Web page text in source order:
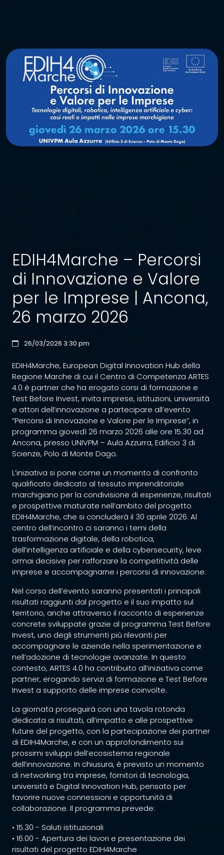
EDIH4Marche – Percorsi
di Innovazione e Valore
per le Imprese | Ancona,
26 marzo 2026
26/03/2026 3:30 pm
EDIH4Marche, European Digital Innovation Hub della
Regione Marche di cui il Centro di Competenza ARTES
4.0 è partner che ha erogato corsi di formazione e
Test Before Invest, invita imprese, istituzioni, università
e attori dell’innovazione a partecipare all’evento
“Percorsi di Innovazione e Valore per le Imprese”, in
programma giovedì 26 marzo 2026 alle ore 15.30 ad
Ancona, presso UNIVPM – Aula Azzurra, Edificio 3 di
Scienze, Polo di Monte Dago.
L’iniziativa si pone come un momento di confronto
qualificato dedicato al tessuto imprenditoriale
marchigiano per la condivisione di esperienze, risultati
e prospettive maturate nell’ambito del progetto
EDIH4Marche, che si concluderà il 30 aprile 2026. Al
centro dell’incontro ci saranno i temi della
trasformazione digitale, della robotica,
dell’intelligenza artificiale e della cybersecurity, leve
ormai decisive per rafforzare la competitività delle
imprese e accompagnarne i percorsi di innovazione.
Nel corso dell’evento saranno presentati i principali
risultati raggiunti dal progetto e il suo impatto sul
territorio, anche attraverso il racconto di esperienze
concrete sviluppate grazie al programma Test Before
Invest, uno degli strumenti più rilevanti per
accompagnare le aziende nella sperimentazione e
nell’adozione di tecnologie avanzate. In questo
contesto, ARTES 4.0 ha contribuito all’iniziativa come
partner, erogando servizi di formazione e Test Before
Invest a supporto delle imprese coinvolte.
La giornata proseguirà con una tavola rotonda
dedicata ai risultati, all’impatto e alle prospettive
future del progetto, con la partecipazione dei partner
di EDIH4Marche, e con un approfondimento sui
prossimi sviluppi dell’ecosistema regionale
dell’innovazione. In chiusura, è previsto un momento
di networking tra imprese, fornitori di tecnologia,
università e Digital Innovation Hub, pensato per
favorire nuove connessioni e opportunità di
collaborazione. Il programma prevede:
• 15.30 - Saluti istituzionali
• 16.00 - Apertura dei lavori e presentazione dei
risultati del progetto EDIH4Marche